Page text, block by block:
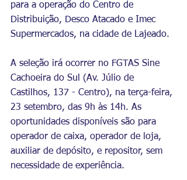
para a operação do Centro de
Distribuição, Desco Atacado e Imec
Supermercados, na cidade de Lajeado.
A seleção irá ocorrer no FGTAS Sine
Cachoeira do Sul (Av. Júlio de
Castilhos, 137 - Centro), na terça-feira,
23 setembro, das 9h às 14h. As
oportunidades disponíveis são para
operador de caixa, operador de loja,
auxiliar de depósito, e repositor, sem
necessidade de experiência.